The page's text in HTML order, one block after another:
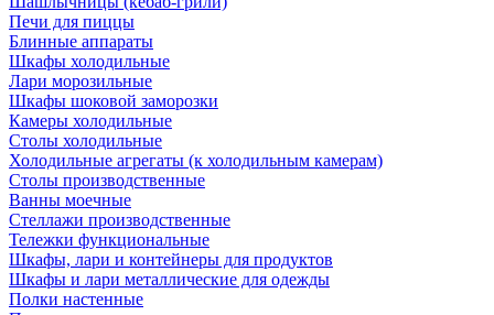
Печи для пиццы
Блинные аппараты
Шкафы холодильные
Лари морозильные
Шкафы шоковой заморозки
Камеры холодильные
Столы холодильные
Холодильные агрегаты (к холодильным камерам)
Столы производственные
Ванны моечные
Стеллажи производственные
Тележки функциональные
Шкафы, лари и контейнеры для продуктов
Шкафы и лари металлические для одежды
Полки настенные